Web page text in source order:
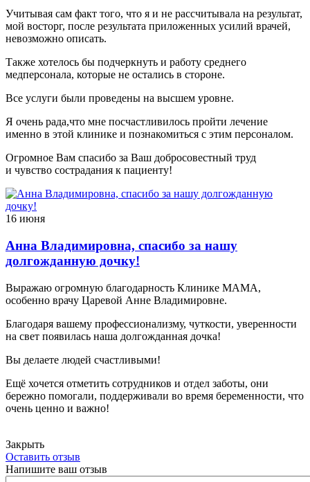
Учитывая сам факт того, что я и не рассчитывала на результат,
мой восторг, после результата приложенных усилий врачей,
невозможно описать.
Также хотелось бы подчеркнуть и работу среднего
медперсонала, которые не остались в стороне.
Все услуги были проведены на высшем уровне.
Я очень рада,что мне посчастливилось пройти лечение
именно в этой клинике и познакомиться с этим персоналом.
Огромное Вам спасибо за Ваш добросовестный труд
и чувство сострадания к пациенту!
16 июня
Анна Владимировна, спасибо за нашу
долгожданную дочку!
Выражаю огромную благодарность Клинике МАМА,
особенно врачу Царевой Анне Владимировне.
Благодаря вашему профессионализму, чуткости, уверенности
на свет появилась наша долгожданная дочка!
Вы делаете людей счастливыми!
Ещё хочется отметить сотрудников и отдел заботы, они
бережно помогали, поддерживали во время беременности, что
очень ценно и важно!
Закрыть
Оставить отзыв
Напишите ваш отзыв